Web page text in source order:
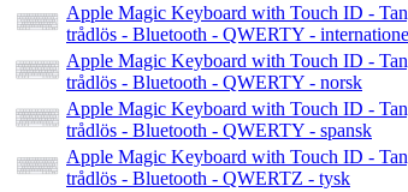
Apple Magic Keyboard with Touch ID -
trådlös - Bluetooth - QWERTY -
Apple Magic Keyboard with Touch ID -
trådlös - Bluetooth - QWERTY - norsk
Apple Magic Keyboard with Touch ID -
trådlös - Bluetooth - QWERTY - spansk
Apple Magic Keyboard with Touch ID -
trådlös - Bluetooth - QWERTZ - tysk